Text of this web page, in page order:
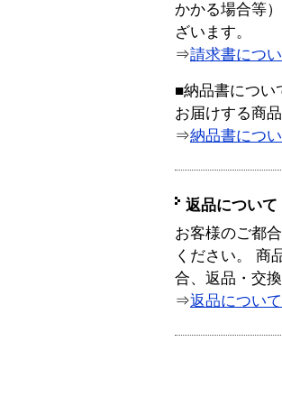
かかる場合等
ざいます。
⇒請求書につ
■納品書につい
お届けする商
⇒納品書につ
返品について
お客様のご都
ください。 商
合、返品・交
⇒返品につい